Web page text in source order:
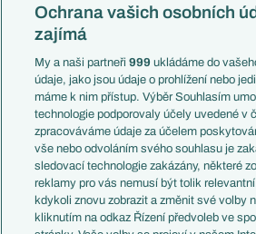
Mistrovství světa
Liga národů
Témata
Představení týmů MS
EuroSkauting
PL v kostce
Evropské koeficienty
Přestupy
Přestupové spekulace
Zranění
Česko
Francie
Itálie
Německo
Argentina
Brazílie
Přestupy
Zápasy
Livescore
Ochrana vašich osobních
zajímá
My a naši partneři999 ukládáme do
údaje, jako jsou údaje o prohlížení nebo
máme k nim přístup. Výběr Souhlasím
technologie podporovaly účely uvedené v
zpracováváme údaje za účelem
vše nebo odvoláním svého souhlasu je
sledovací technologie zakázány, některé
reklamy pro vás nemusí být tolik
kdykoli znovu zobrazit a změnit své volby
kliknutím na odkaz Řízení předvoleb ve